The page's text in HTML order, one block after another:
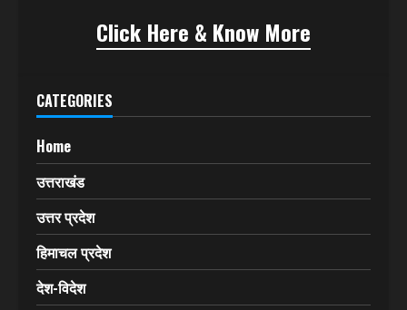
Click Here & Know More
CATEGORIES
Home
उत्तराखंड
उत्तर प्रदेश
हिमाचल प्रदेश
देश-विदेश